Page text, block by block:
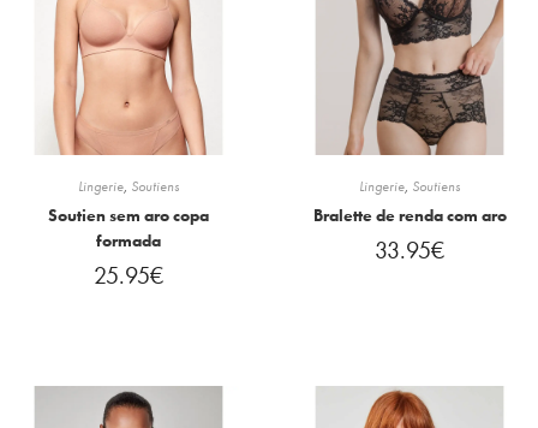
Lingerie, Soutiens
Soutien sem aro copa
formada
25.95€
Lingerie, Soutiens
Bralette de renda com aro
33.95€